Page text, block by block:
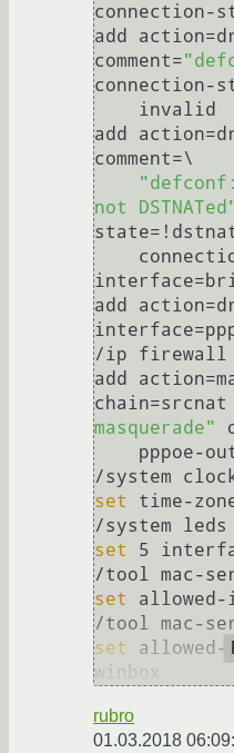
connection-
add
comment=
connection-
add
comment=\
not
add
/ip firewall
add
chain=srcnat
masquerade"
set
time-
set
5
set
set
rubro
01.03.2018